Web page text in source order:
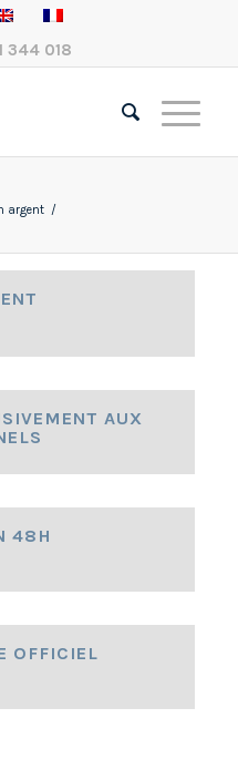
344 018
argent /
AUX
48H
OFFICIEL